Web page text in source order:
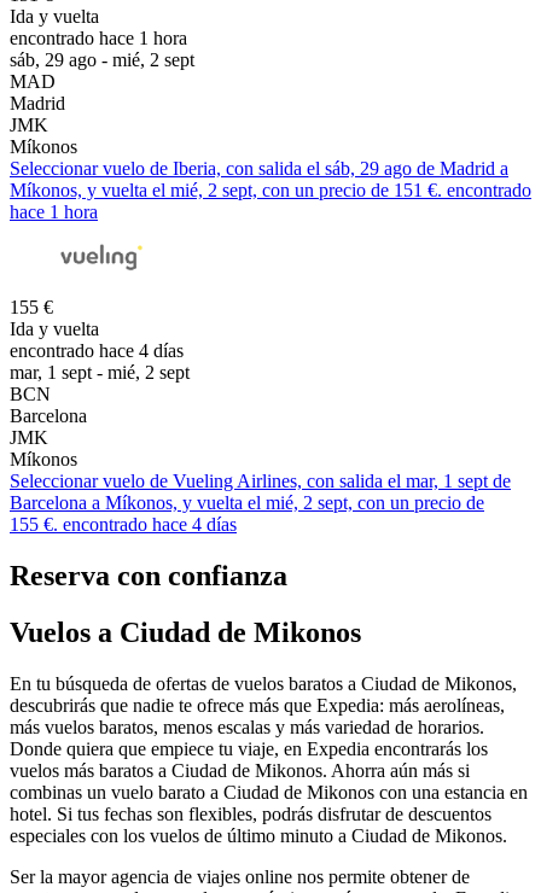
Ida y vuelta
encontrado hace 1 hora
sáb, 29 ago - mié, 2 sept
MAD
Madrid
JMK
Míkonos
Seleccionar vuelo de Iberia, con salida el sáb, 29 ago de Madrid a
Míkonos, y vuelta el mié, 2 sept, con un precio de 151 €. encontrado
hace 1 hora
155 €
Ida y vuelta
encontrado hace 4 días
mar, 1 sept - mié, 2 sept
BCN
Barcelona
JMK
Míkonos
Seleccionar vuelo de Vueling Airlines, con salida el mar, 1 sept de
Barcelona a Míkonos, y vuelta el mié, 2 sept, con un precio de
155 €. encontrado hace 4 días
Reserva con confianza
Vuelos a Ciudad de Mikonos
En tu búsqueda de ofertas de vuelos baratos a Ciudad de Mikonos,
descubrirás que nadie te ofrece más que Expedia: más aerolíneas,
más vuelos baratos, menos escalas y más variedad de horarios.
Donde quiera que empiece tu viaje, en Expedia encontrarás los
vuelos más baratos a Ciudad de Mikonos. Ahorra aún más si
combinas un vuelo barato a Ciudad de Mikonos con una estancia en
hotel. Si tus fechas son flexibles, podrás disfrutar de descuentos
especiales con los vuelos de último minuto a Ciudad de Mikonos.
Ser la mayor agencia de viajes online nos permite obtener de